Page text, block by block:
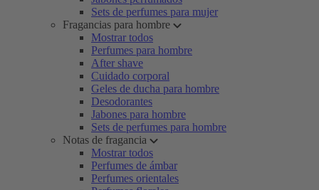
Sets de perfumes para mujer
Fragancias para hombre
Mostrar todos
Perfumes para hombre
After shave
Cuidado corporal
Geles de ducha para hombre
Desodorantes
Jabones para hombre
Sets de perfumes para hombre
Notas de fragancia
Mostrar todos
Perfumes de ámbar
Perfumes orientales